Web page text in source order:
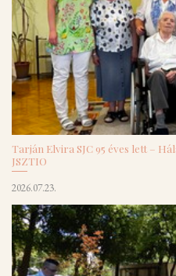
Tarján Elvira SJC 95 éves lett –
JSZTIO
2026.07.23.